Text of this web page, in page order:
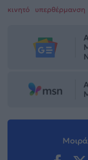
κινητό υπερθέρμανση